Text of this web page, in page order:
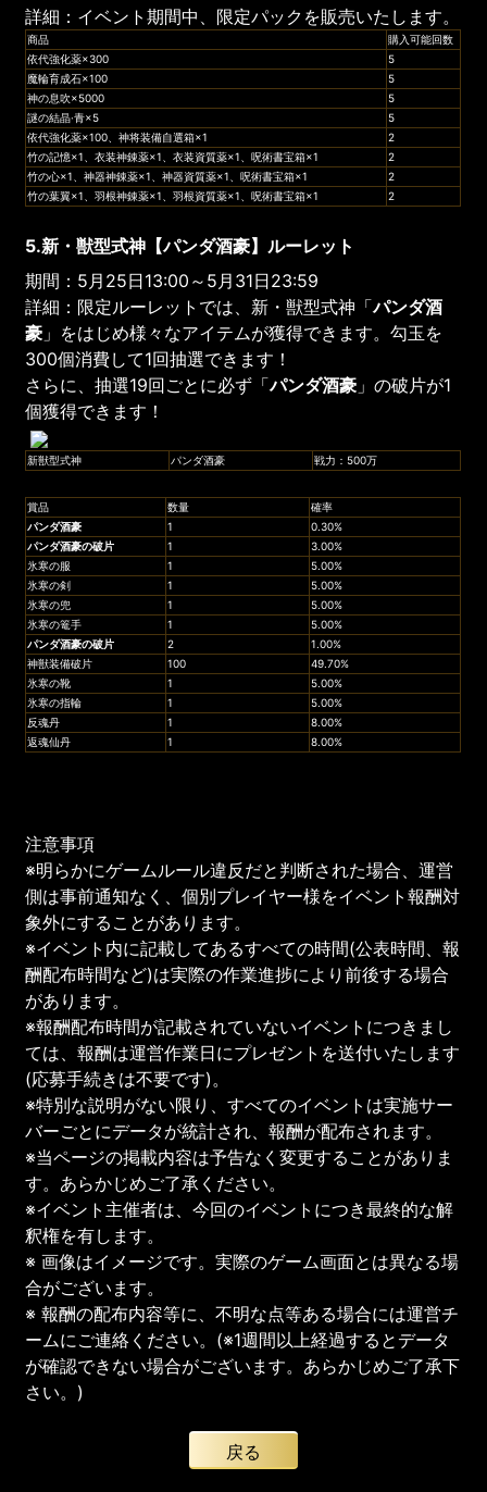
詳細：イベント期間中、限定パックを販売いたします。
商品
購入可能回数
依代強化薬×300
5
魔輪育成石×100
5
神の息吹×5000
5
謎の結晶·青×5
5
依代強化薬×100、神将装備自選箱×1
2
竹の記憶×1、衣装神錬薬×1、衣装資質薬×1、呪術書宝箱×1
2
竹の心×1、神器神錬薬×1、神器資質薬×1、呪術書宝箱×1
2
竹の葉翼×1、羽根神錬薬×1、羽根資質薬×1、呪術書宝箱×1
2
5.新・獣型式神【パンダ酒豪】ルーレット
期間：5月25日13:00～5月31日23:59
詳細：限定ルーレットでは、新・獣型式神「パンダ酒
豪 」をはじめ様々なアイテムが獲得できます。勾玉を
300個消費して1回抽選できます！
さらに、抽選19回ごとに必ず「パンダ酒豪 」の破片が1
個獲得できます！
新獣型式神 パンダ酒豪 戦力：500万
賞品 数量
確率
パンダ酒豪
1
0.30%
パンダ酒豪の破片 1
3.00%
氷寒の服
1
5.00%
氷寒の剣
1
5.00%
氷寒の兜
1
5.00%
氷寒の篭手
1
5.00%
パンダ酒豪の破片 2
1.00%
神獣装備破片
100
49.70%
氷寒の靴
1
5.00%
氷寒の指輪
1
5.00%
反魂丹
1
8.00%
返魂仙丹
1 8.00%
注意事項
※明らかにゲームルール違反だと判断された場合、運営
側は事前通知なく、個別プレイヤー様をイベント報酬対
象外にすることがあります。
※イベント内に記載してあるすべての時間(公表時間、報
酬配布時間など)は実際の作業進捗により前後する場合
があります。
※報酬配布時間が記載されていないイベントにつきまし
ては、報酬は運営作業日にプレゼントを送付いたします
(応募手続きは不要です)。
※特別な説明がない限り、すべてのイベントは実施サー
バーごとにデータが統計され、報酬が配布されます。
※当ページの掲載内容は予告なく変更することがありま
す。あらかじめご了承ください。
※イベント主催者は、今回のイベントにつき最終的な解
釈権を有します。
※ 画像はイメージです。実際のゲーム画面とは異なる場
合がございます。
※ 報酬の配布内容等に、不明な点等ある場合には運営チ
ームにご連絡ください。(※1週間以上経過するとデータ
が確認できない場合がございます。あらかじめご了承下
さい。)
戻る